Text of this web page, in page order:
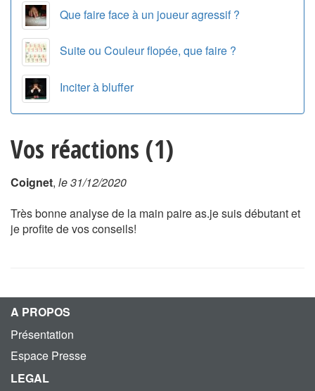
Que faire face à un joueur agressif ?
Suite ou Couleur flopée, que faire ?
Inciter à bluffer
Vos réactions (1)
Coignet, le 31/12/2020
Très bonne analyse de la main paire as.je suis débutant et
je profite de vos conseils!
A PROPOS
Présentation
Espace Presse
LEGAL